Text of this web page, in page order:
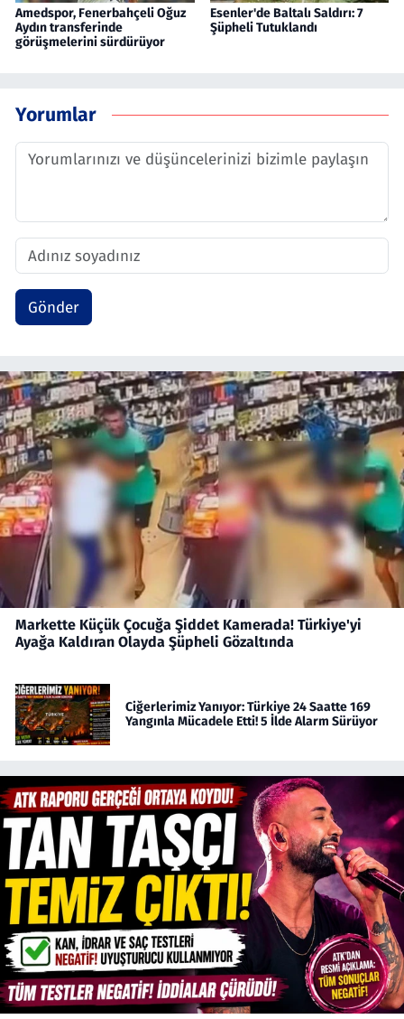
Amedspor, Fenerbahçeli Oğuz
Aydın transferinde
görüşmelerini sürdürüyor
Esenler'de Baltalı Saldırı: 7
Şüpheli Tutuklandı
Yorumlar
Gönder
Markette Küçük Çocuğa Şiddet Kamerada! Türkiye'yi
Ayağa Kaldıran Olayda Şüpheli Gözaltında
Ciğerlerimiz Yanıyor: Türkiye 24 Saatte 169
Yangınla Mücadele Etti! 5 İlde Alarm Sürüyor